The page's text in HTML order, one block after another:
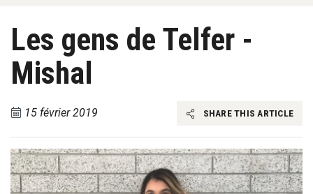
Les gens de Telfer -
Mishal
15 février 2019 SHARE THIS ARTICLE